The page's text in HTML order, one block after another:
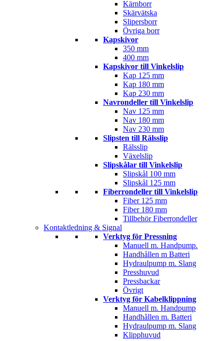
Kärnborr
Skärvätska
Slipersborr
Övriga borr
Kapskivor
350 mm
400 mm
Kapskivor till Vinkelslip
Kap 125 mm
Kap 180 mm
Kap 230 mm
Navrondeller till Vinkelslip
Nav 125 mm
Nav 180 mm
Nav 230 mm
Slipsten till Rälsslip
Rälsslip
Växelslip
Slipskålar till Vinkelslip
Slipskål 100 mm
Slipskål 125 mm
Fiberrondeller till Vinkelslip
Fiber 125 mm
Fiber 180 mm
Tillbehör Fiberrondeller
Kontaktledning & Signal
Verktyg för Pressning
Manuell m. Handpump.
Handhållen m Batteri
Hydraulpump m. Slang
Presshuvud
Pressbackar
Övrigt
Verktyg för Kabelklippning
Manuell m. Handpump
Handhållen m. Batteri
Hydraulpump m. Slang
Klipphuvud